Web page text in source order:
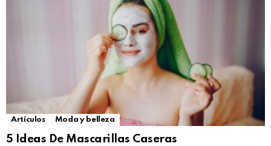
Artículos Moda y belleza
5 Ideas De Mascarillas Caseras